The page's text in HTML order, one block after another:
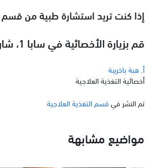
إذا كنت تريد استشارة طبية من قسم
قم بزيارة الأخصائية في سابا 1، شارع الستين
أ. هبة باخريبة
أخصائية التغذية العلاجية
تم النشر فيقسم التغذية العلاجية
مواضيع مشابهة